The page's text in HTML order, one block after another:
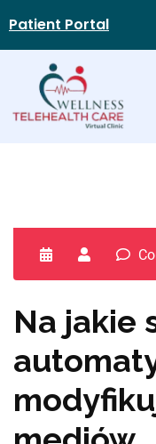
Patient Portal
Na jakie